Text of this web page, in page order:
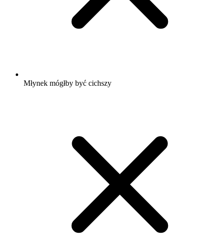
Młynek mógłby być cichszy